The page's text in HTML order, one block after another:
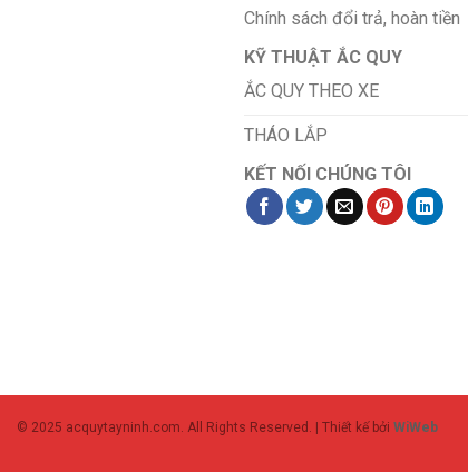
Chính sách đổi trả, hoàn tiền
KỸ THUẬT ẮC QUY
ẮC QUY THEO XE
THÁO LẮP
KẾT NỐI CHÚNG TÔI
© 2025 acquytayninh.com. All Rights Reserved. | Thiết kế bởi WiWeb